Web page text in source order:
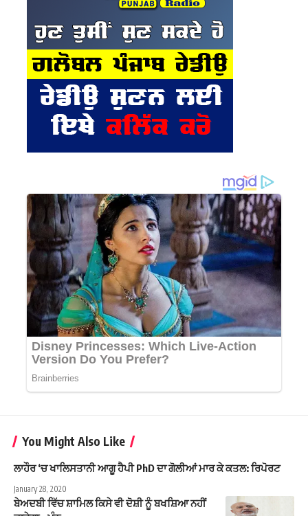
You Might Also Like
ਲਾਹੌਰ ‘ਚ ਖਾਲਿਸਤਾਨੀ ਆਗੂ ਹੈਪੀ PhD ਦਾ ਗੋਲੀਆਂ ਮਾਰ ਕੇ ਕਤਲ: ਰਿਪੋਰਟ
January 28, 2020
ਬੇਅਦਬੀ ਵਿੱਚ ਸ਼ਾਮਿਲ ਕਿਸੇ ਵੀ ਦੋਸ਼ੀ ਨੂੰ ਬਖਸ਼ਿਆ ਨਹੀਂ